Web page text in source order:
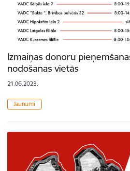
Izmaiņas donoru
nodošanas vietās
21.06.2023.
Jaunumi